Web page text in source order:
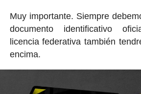
Muy importante. Siempre
documento identificativo
licencia federativa también
encima.